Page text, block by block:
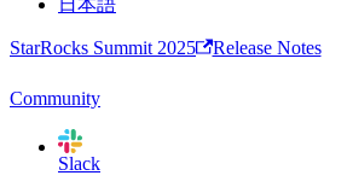
日本語
StarRocks Summit 2025 Release Notes
Community
Slack